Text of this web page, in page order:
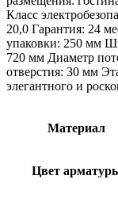
Класс
20,0 Гарантия: 24
упаковки: 250 мм
720 мм Диаметр
отверстия: 30 мм
элегантного и
Материал
Цвет